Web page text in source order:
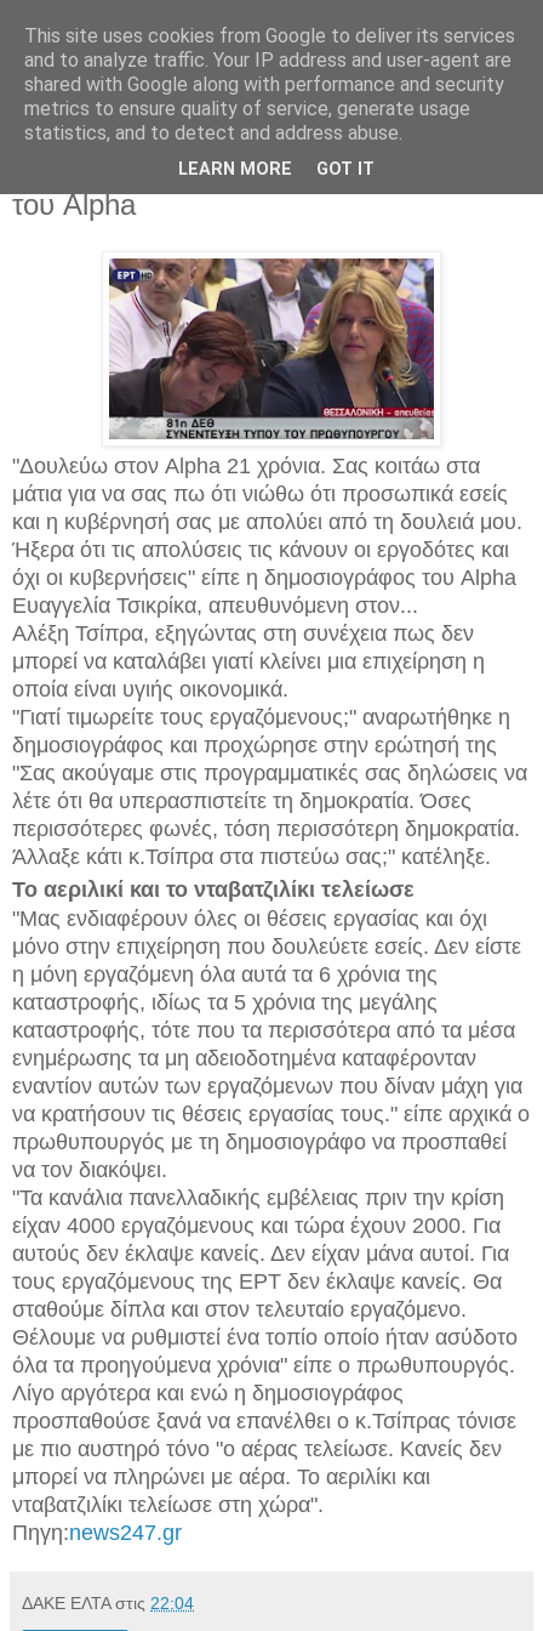
Κυριακή 11 Σεπτεμβρίου 2016
Η στιγμή της έντασης με δημοσιογράφο
του Alpha
"Δουλεύω στον Alpha 21 χρόνια. Σας κοιτάω στα
μάτια για να σας πω ότι νιώθω ότι προσωπικά εσείς
και η κυβέρνησή σας με απολύει από τη δουλειά μου.
Ήξερα ότι τις απολύσεις τις κάνουν οι εργοδότες και
όχι οι κυβερνήσεις" είπε η δημοσιογράφος του Alpha
Ευαγγελία Τσικρίκα, απευθυνόμενη στον...
Αλέξη Τσίπρα, εξηγώντας στη συνέχεια πως δεν
μπορεί να καταλάβει γιατί κλείνει μια επιχείρηση η
οποία είναι υγιής οικονομικά.
"Γιατί τιμωρείτε τους εργαζόμενους;" αναρωτήθηκε η
δημοσιογράφος και προχώρησε στην ερώτησή της
"Σας ακούγαμε στις προγραμματικές σας δηλώσεις να
λέτε ότι θα υπερασπιστείτε τη δημοκρατία. Όσες
περισσότερες φωνές, τόση περισσότερη δημοκρατία.
Άλλαξε κάτι κ.Τσίπρα στα πιστεύω σας;" κατέληξε.
Το αεριλικί και το νταβατζιλίκι τελείωσε
"Μας ενδιαφέρουν όλες οι θέσεις εργασίας και όχι
μόνο στην επιχείρηση που δουλεύετε εσείς. Δεν είστε
η μόνη εργαζόμενη όλα αυτά τα 6 χρόνια της
καταστροφής, ιδίως τα 5 χρόνια της μεγάλης
καταστροφής, τότε που τα περισσότερα από τα μέσα
ενημέρωσης τα μη αδειοδοτημένα καταφέρονταν
εναντίον αυτών των εργαζόμενων που δίναν μάχη για
να κρατήσουν τις θέσεις εργασίας τους." είπε αρχικά ο
πρωθυπουργός με τη δημοσιογράφο να προσπαθεί
να τον διακόψει.
"Τα κανάλια πανελλαδικής εμβέλειας πριν την κρίση
είχαν 4000 εργαζόμενους και τώρα έχουν 2000. Για
αυτούς δεν έκλαψε κανείς. Δεν είχαν μάνα αυτοί. Για
τους εργαζόμενους της ΕΡΤ δεν έκλαψε κανείς. Θα
σταθούμε δίπλα και στον τελευταίο εργαζόμενο.
Θέλουμε να ρυθμιστεί ένα τοπίο οποίο ήταν ασύδοτο
όλα τα προηγούμενα χρόνια" είπε ο πρωθυπουργός.
Λίγο αργότερα και ενώ η δημοσιογράφος
προσπαθούσε ξανά να επανέλθει ο κ.Τσίπρας τόνισε
με πιο αυστηρό τόνο "ο αέρας τελείωσε. Κανείς δεν
μπορεί να πληρώνει με αέρα. Το αεριλίκι και
νταβατζιλίκι τελείωσε στη χώρα".
Πηγη:news247.gr
ΔΑΚΕ ΕΛΤΑ στις 22:04
This site uses cookies from Google to deliver its services
and to analyze traffic. Your IP address and user-agent are
shared with Google along with performance and security
metrics to ensure quality of service, generate usage
statistics, and to detect and address abuse.
LEARN MORE GOT IT